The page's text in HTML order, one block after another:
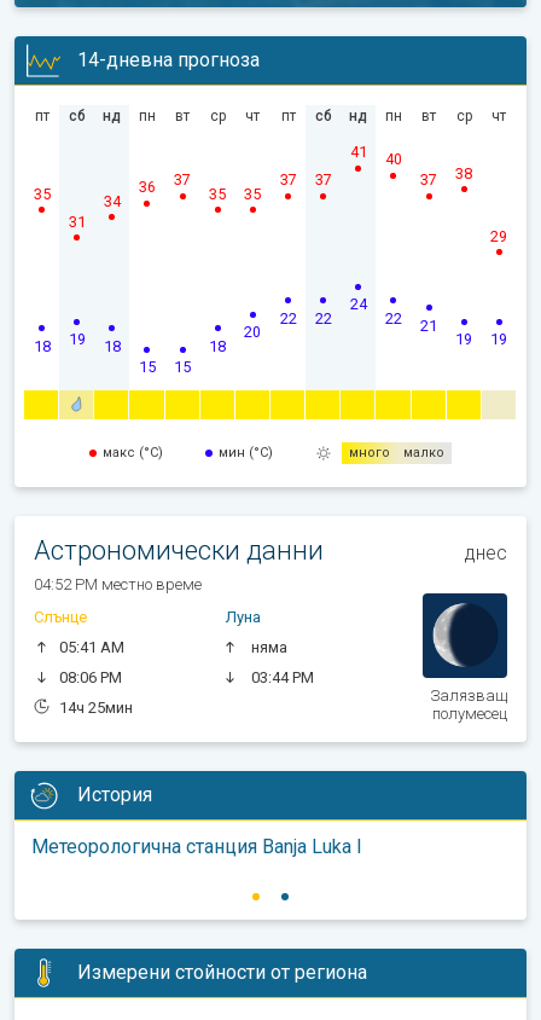
14-дневна прогноза
пт
18
35
сб
19
31
нд
18
34
пн
15
36
вт
15
37
ср
18
35
чт
20
35
пт
22
37
сб
22
37
нд
24
41
пн
22
40
вт
21
37
ср
19
38
чт
19
29
макс (°C) мин (°C) много малко
Астрономически данни днес
04:52 PM местно време
Слънце
05:41 AM
08:06 PM
14ч 25мин
Луна
няма
03:44 PM
Залязващ
полумесец
История
Метеорологична станция Banja Luka I
Измерени стойности от региона